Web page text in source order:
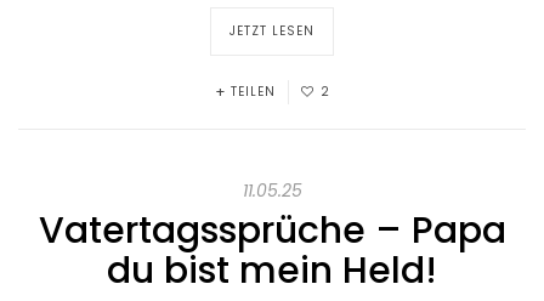
JETZT LESEN
TEILEN 2
11.05.25
Vatertagssprüche – Papa
du bist mein Held!